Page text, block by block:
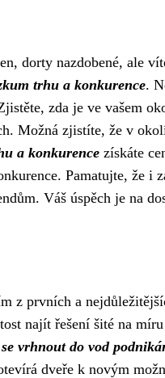
dorty nazdobené, ale
trhu a konkurence.
zda je ve vašem
Možná zjistíte, že v
a konkurence získáte
Pamatujte, že i
Váš úspěch je na
z prvních a
najít řešení šité na
vrhnout do vod
dveře k novým